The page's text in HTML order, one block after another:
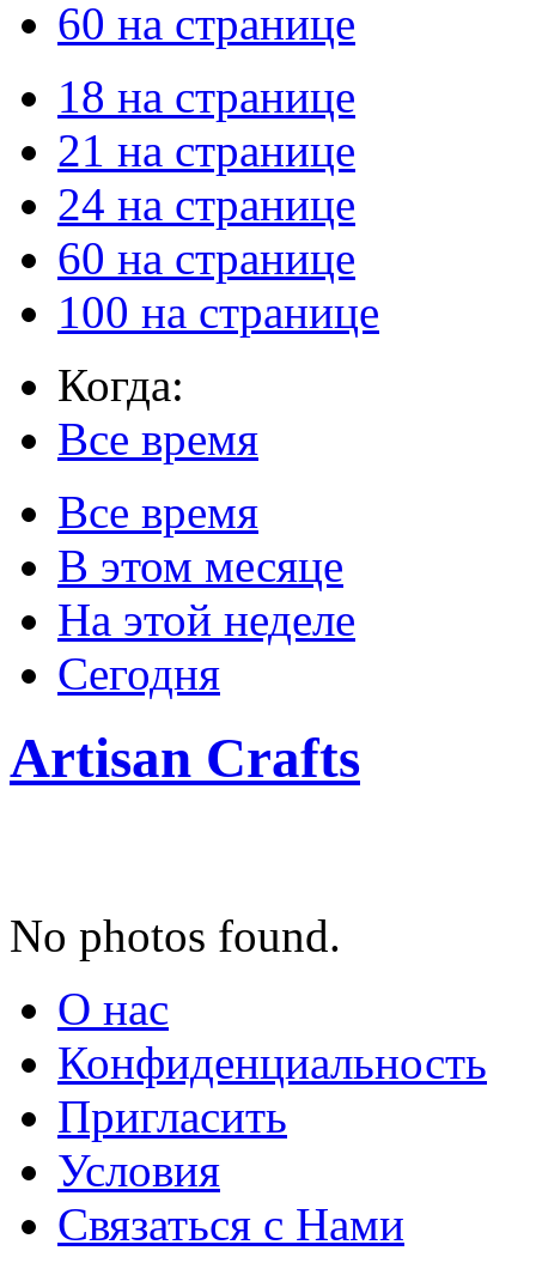
60 на странице
18 на странице
21 на странице
24 на странице
60 на странице
100 на странице
Когда:
Все время
Все время
В этом месяце
На этой неделе
Сегодня
Artisan Crafts
No photos found.
О нас
Конфиденциальность
Пригласить
Условия
Связаться с Нами